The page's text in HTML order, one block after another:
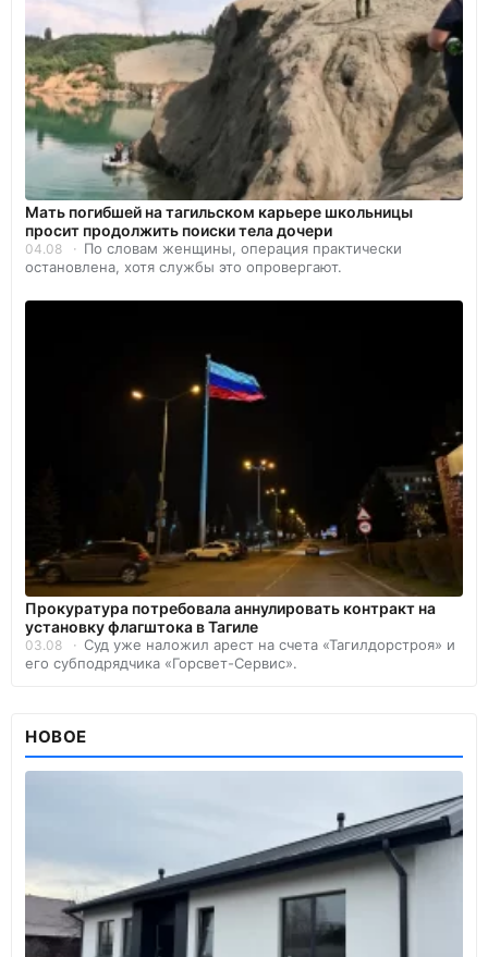
Мать погибшей на тагильском карьере школьницы
просит продолжить поиски тела дочери
04.08
По словам женщины, операция практически
остановлена, хотя службы это опровергают.
Прокуратура потребовала аннулировать контракт на
установку флагштока в Тагиле
03.08
Суд уже наложил арест на счета «Тагилдорстроя» и
его субподрядчика «Горсвет-Сервис».
НОВОЕ